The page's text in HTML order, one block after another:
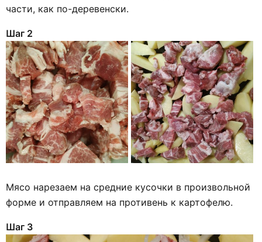
части, как по-деревенски.
Шаг 2
Мясо нарезаем на средние кусочки в произвольной
форме и отправляем на противень к картофелю.
Шаг 3